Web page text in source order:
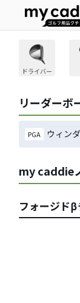
ドライバー
リーダーボ
PGA ウィン
my caddie
フォージド